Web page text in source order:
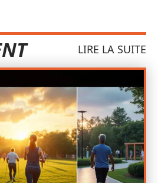
LIRE LA SUITE